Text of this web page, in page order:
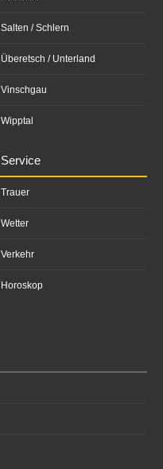
Salten / Schlern
Überetsch / Unterland
Vinschgau
Wipptal
Service
Trauer
Wetter
Verkehr
Horoskop